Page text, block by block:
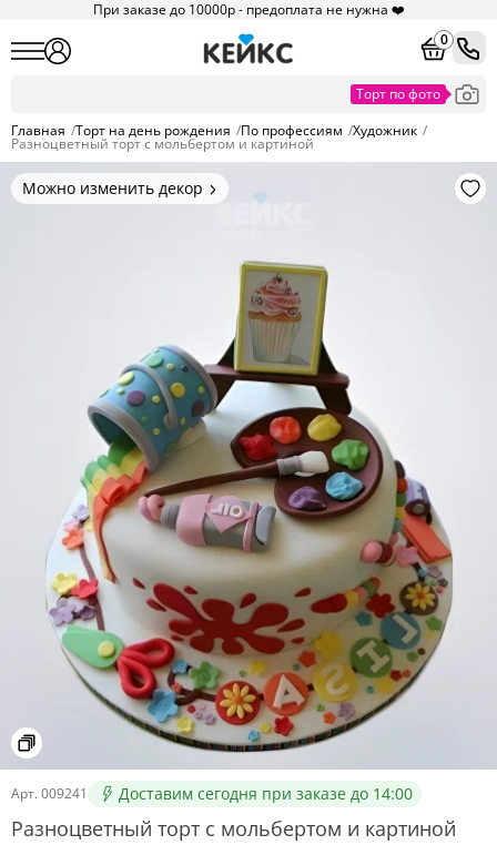
При заказе до 10000р - предоплата не нужна ❤️
0
Главная /Торт на день рождения /По профессиям /Художник /
Разноцветный торт с мольбертом и картиной
Можно изменить декор
Цвет покрытия, надписи,
Арт. 009241 Доставим сегодня при заказе до 14:00
Разноцветный торт с мольбертом и картиной